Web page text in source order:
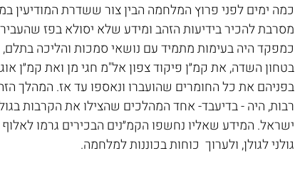
כמה ימים לפני פרוץ המלחמה הבין צור ששדרת המודיעין
מסרבת להכיר בידיעות הזהב ומידע שלא יסולא בפז
כמפקד היה בעימות מתמיד עם נושאי סמכות והליכה בתלם,
בפניהם את כל החומרים שהועברו ונאספו עד אז. המהלך
רבות, היה - בדיעבד- אחד המהלכים שהצילו את הקרבות
גולני לגולן, ולערוך  כוחות בכוננות למלחמה.